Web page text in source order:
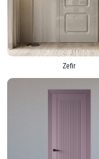
Zefir